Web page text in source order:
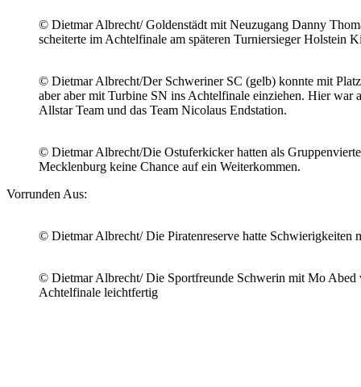
© Dietmar Albrecht/ Goldenstädt mit Neuzugang Danny
scheiterte im Achtelfinale am späteren Turniersieger Holstein
© Dietmar Albrecht/Der Schweriner SC (gelb) konnte mit
aber aber mit Turbine SN ins Achtelfinale einziehen. Hier war
Allstar Team und das Team Nicolaus Endstation.
© Dietmar Albrecht/Die Ostuferkicker hatten als
Mecklenburg keine Chance auf ein Weiterkommen.
Vorrunden Aus:
© Dietmar Albrecht/ Die Piratenreserve hatte Schwierigkeiten
© Dietmar Albrecht/ Die Sportfreunde Schwerin mit Mo Abed
Achtelfinale leichtfertig